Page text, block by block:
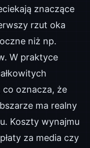
znaczące
rzut oka
niż np.
W praktyce
oznacza, że
ma realny
Koszty wynajmu
za media czy